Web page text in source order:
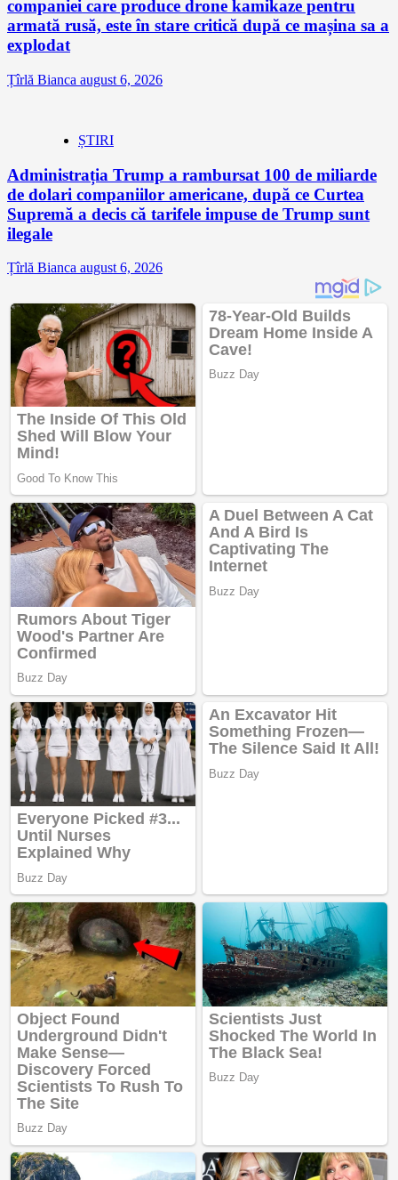
companiei care produce drone kamikaze pentru
armată rusă, este în stare critică după ce mașina sa a
explodat
Țîrlă Bianca august 6, 2026
ȘTIRI
Administrația Trump a rambursat 100 de miliarde
de dolari companiilor americane, după ce Curtea
Supremă a decis că tarifele impuse de Trump sunt
ilegale
Țîrlă Bianca august 6, 2026